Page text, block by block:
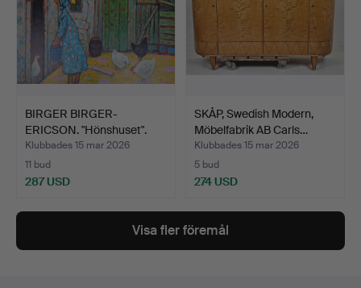
BIRGER BIRGER-
ERICSON. "Hönshuset".
Olja p…
Klubbades 15 mar 2026
11 bud
287 USD
SKÅP, Swedish Modern,
Möbelfabrik AB Carls…
Klubbades 15 mar 2026
5 bud
274 USD
Visa fler föremål